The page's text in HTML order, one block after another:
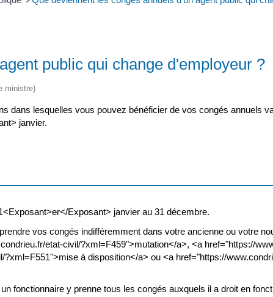
public qui change d'employeur ?
ministre)
dans lesquelles vous pouvez bénéficier de vos congés annuels
janvier.
Exposant> janvier au 31 décembre.
vos congés indifféremment dans votre ancienne ou votre
etat-civil/?xml=F459">mutation</a>, <a href="https://
à disposition</a> ou <a href="https://
fonctionnaire y prenne tous les congés auxquels il a droit en